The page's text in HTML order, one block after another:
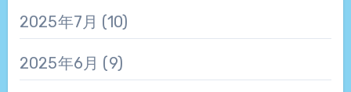
2025年7月 (10)
2025年6月 (9)